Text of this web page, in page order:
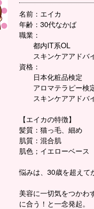
名前：エイカ
年齢：30代なかば
職業：
都内IT系OL
スキンケアアドバ
資格：
日本化粧品検定
アロマテラピー検
スキンケアアドバ
【エイカの特徴】
髪質：猫っ毛、細め
肌質：混合肌
肌色；イエローベース
悩みは、30歳を超えて
美容に一切気をつかわ
に合う！と一念発起。